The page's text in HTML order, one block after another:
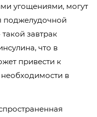
угощениями, могут
поджелудочной
завтрак
что в
привести к
в